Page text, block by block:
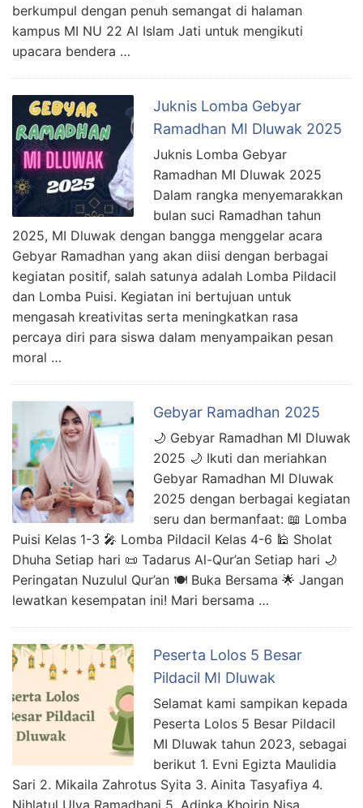
berkumpul dengan penuh semangat di halaman
kampus MI NU 22 Al Islam Jati untuk mengikuti
upacara bendera …
Juknis Lomba Gebyar
Ramadhan MI Dluwak 2025
Juknis Lomba Gebyar
Ramadhan MI Dluwak 2025
Dalam rangka menyemarakkan
bulan suci Ramadhan tahun
2025, MI Dluwak dengan bangga menggelar acara
Gebyar Ramadhan yang akan diisi dengan berbagai
kegiatan positif, salah satunya adalah Lomba Pildacil
dan Lomba Puisi. Kegiatan ini bertujuan untuk
mengasah kreativitas serta meningkatkan rasa
percaya diri para siswa dalam menyampaikan pesan
moral …
Gebyar Ramadhan 2025
🌙 Gebyar Ramadhan MI Dluwak
2025 🌙 Ikuti dan meriahkan
Gebyar Ramadhan MI Dluwak
2025 dengan berbagai kegiatan
seru dan bermanfaat: 📖 Lomba
Puisi Kelas 1-3 🎤 Lomba Pildacil Kelas 4-6 🕌 Sholat
Dhuha Setiap hari 📜 Tadarus Al-Qur’an Setiap hari 🌙
Peringatan Nuzulul Qur’an 🍽️ Buka Bersama 🌟 Jangan
lewatkan kesempatan ini! Mari bersama …
Peserta Lolos 5 Besar
Pildacil MI Dluwak
Selamat kami sampikan kepada
Peserta Lolos 5 Besar Pildacil
MI Dluwak tahun 2023, sebagai
berikut 1. Evni Egizta Maulidia
Sari 2. Mikaila Zahrotus Syita 3. Ainita Tasyafiya 4.
Nihlatul Ulya Ramadhani 5. Adinka Khoirin Nisa